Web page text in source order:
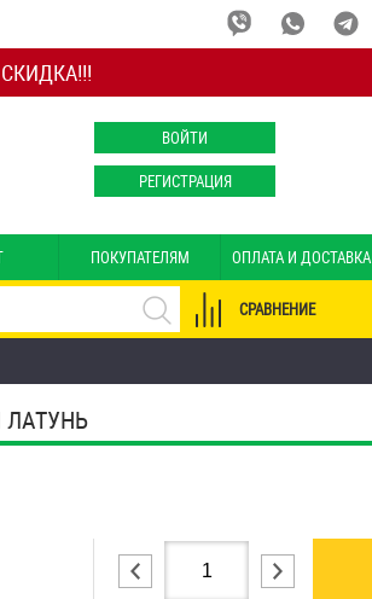
ВОЙТИ
РЕГИСТРАЦИЯ
ПОКУПАТЕЛЯМ ОПЛАТА И ДОСТАВКА
СРАВНЕНИЕ